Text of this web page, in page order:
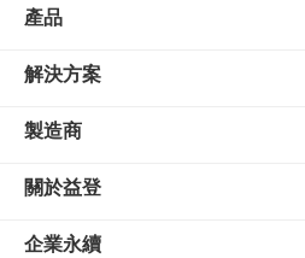
產品
解決方案
製造商
關於益登
企業永續